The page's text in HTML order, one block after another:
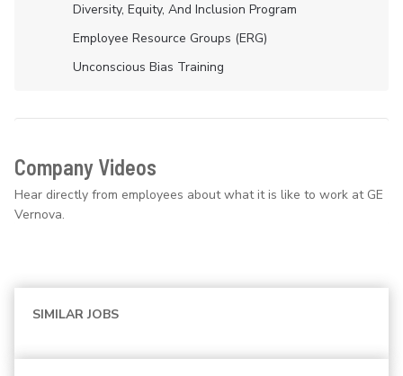
Diversity, Equity, And Inclusion Program
Employee Resource Groups (ERG)
Unconscious Bias Training
Company Videos
Hear directly from employees about what it is like to work at GE
Vernova.
SIMILAR JOBS